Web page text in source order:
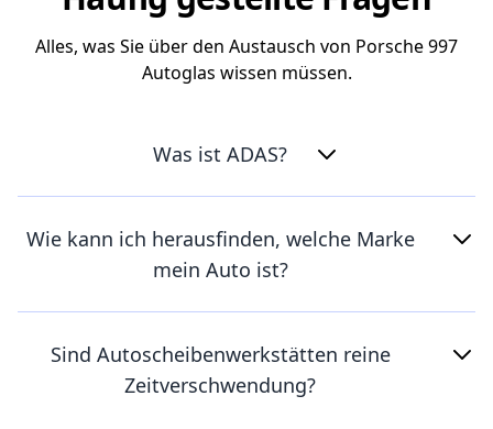
Alles, was Sie über den Austausch von Porsche 997
Autoglas wissen müssen.
Was ist ADAS?
Wie kann ich herausfinden, welche Marke
mein Auto ist?
Sind Autoscheibenwerkstätten reine
Zeitverschwendung?